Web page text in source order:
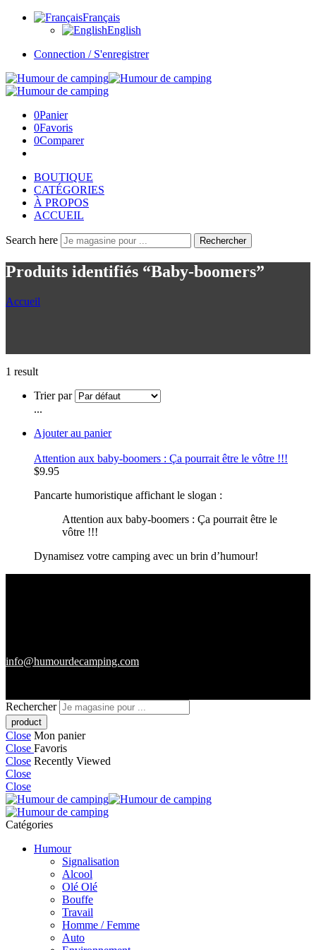
Français
English
Connection / S'enregistrer
0Panier
0Favoris
0Comparer
BOUTIQUE
CATÉGORIES
À PROPOS
ACCUEIL
Search here Rechercher
Produits identifiés “Baby-boomers”
Accueil
1 result
Trier par
...
Ajouter au panier
Attention aux baby-boomers : Ça pourrait être le vôtre !!!
$9.95
Pancarte humoristique affichant le slogan :
Attention aux baby-boomers : Ça pourrait être le
vôtre !!!
Dynamisez votre camping avec un brin d’humour!
info@humourdecamping.com
Rechercher
Close Mon panier
Close Favoris
Close Recently Viewed
Close
Close
Catégories
Humour
Signalisation
Alcool
Olé Olé
Bouffe
Travail
Homme / Femme
Auto